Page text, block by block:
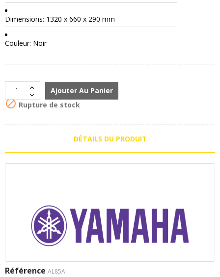
Dimensions: 1320 x 660 x 290 mm
Couleur: Noir
Ajouter Au Panier
 Rupture de stock
DÉTAILS DU PRODUIT
Référence AL85A